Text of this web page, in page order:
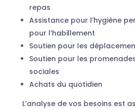
repas
Assistance pour l’hygiène
pour l’habillement
Soutien pour les
Soutien pour les
sociales
Achats du quotidien
L’analyse de vos besoins est